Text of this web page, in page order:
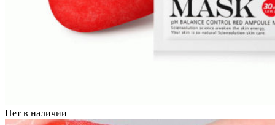
Нет в наличии